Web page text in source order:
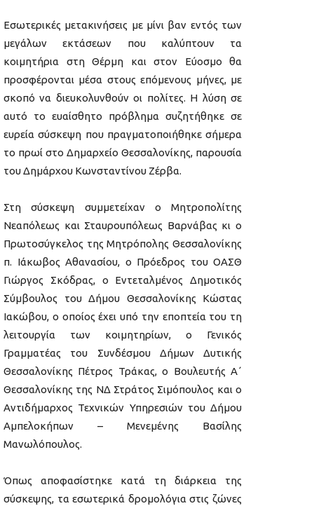
Εσωτερικές μετακινήσεις με μίνι βαν εντός των
μεγάλων εκτάσεων που καλύπτουν τα
κοιμητήρια στη Θέρμη και στον Εύοσμο θα
προσφέρονται μέσα στους επόμενους μήνες, με
σκοπό να διευκολυνθούν οι πολίτες. Η λύση σε
αυτό το ευαίσθητο πρόβλημα συζητήθηκε σε
ευρεία σύσκεψη που πραγματοποιήθηκε σήμερα
το πρωί στο Δημαρχείο Θεσσαλονίκης, παρουσία
του Δημάρχου Κωνσταντίνου Ζέρβα.
Στη σύσκεψη συμμετείχαν ο Μητροπολίτης
Νεαπόλεως και Σταυρουπόλεως Βαρνάβας κι ο
Πρωτοσύγκελος της Μητρόπολης Θεσσαλονίκης
π. Ιάκωβος Αθανασίου, ο Πρόεδρος του ΟΑΣΘ
Γιώργος Σκόδρας, ο Εντεταλμένος Δημοτικός
Σύμβουλος του Δήμου Θεσσαλονίκης Κώστας
Ιακώβου, ο οποίος έχει υπό την εποπτεία του τη
λειτουργία των κοιμητηρίων, ο Γενικός
Γραμματέας του Συνδέσμου Δήμων Δυτικής
Θεσσαλονίκης Πέτρος Τράκας, ο Βουλευτής Α΄
Θεσσαλονίκης της ΝΔ Στράτος Σιμόπουλος και ο
Αντιδήμαρχος Τεχνικών Υπηρεσιών του Δήμου
Αμπελοκήπων – Μενεμένης Βασίλης
Μανωλόπουλος.
Όπως αποφασίστηκε κατά τη διάρκεια της
σύσκεψης, τα εσωτερικά δρομολόγια στις ζώνες